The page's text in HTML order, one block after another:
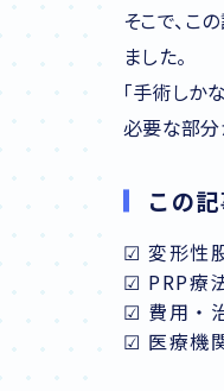
そこで、こ
ました。
「手術しか
必要な部分
この
☑ 変形性
☑ PRP療
☑ 費用・
☑ 医療機